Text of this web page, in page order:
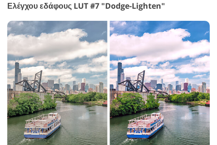
Ελέγχου εδάφους LUT #7 "Dodge-Lighten"